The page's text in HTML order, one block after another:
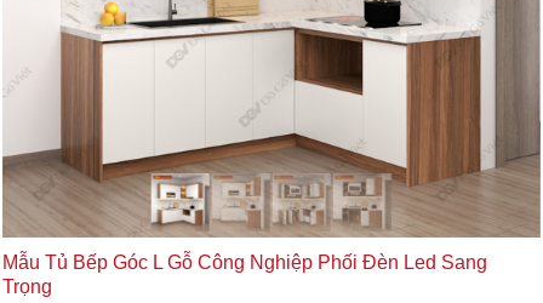
Mẫu Tủ Bếp Góc L Gỗ Công Nghiệp Phối Đèn Led Sang
Trọng